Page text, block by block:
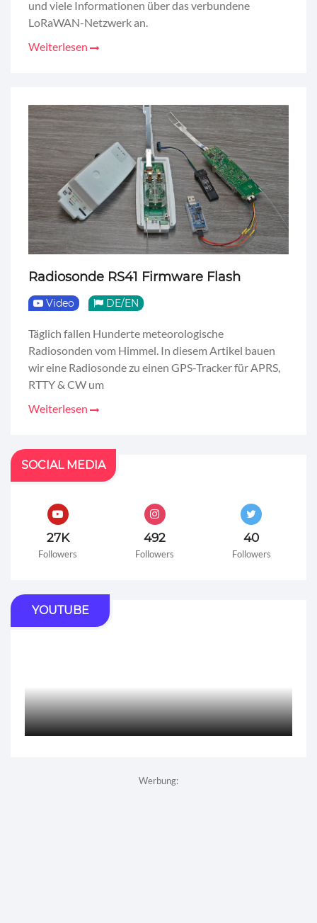
und viele Informationen über das verbundene
LoRaWAN-Netzwerk an.
Weiterlesen
Radiosonde RS41 Firmware Flash
Video DE/EN
Täglich fallen Hunderte meteorologische
Radiosonden vom Himmel. In diesem Artikel bauen
wir eine Radiosonde zu einen GPS-Tracker für APRS,
RTTY & CW um
Weiterlesen
SOCIAL MEDIA
27K
Followers
492
Followers
40
Followers
YOUTUBE
Werbung: